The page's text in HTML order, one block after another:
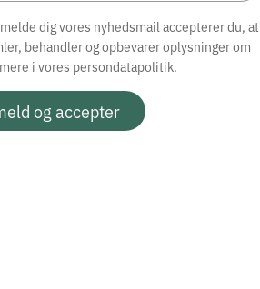
dig vores nyhedsmail accepterer du, at
behandler og opbevarer oplysninger om
i vores persondatapolitik.
og accepter